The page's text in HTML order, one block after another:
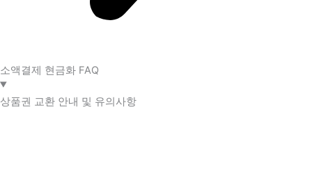
소액결제 현금화 FAQ​
상품권 교환 안내 및 유의사항